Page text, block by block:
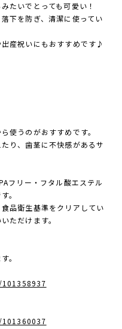
たいでとっても可愛い！
下を防ぎ、清潔に使ってい
産祝いにもおすすめです♪
使うのがおすすめです。
り、歯茎に不快感があるサ
フリー・フタル酸エステル
。
品衛生基準をクリアしてい
ただけます。
。